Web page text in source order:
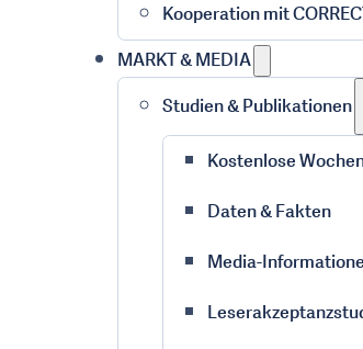
Kooperation mit
MARKT & MEDIA
Studien & Publikationen
Kostenlose
Daten & Fakten
Media-